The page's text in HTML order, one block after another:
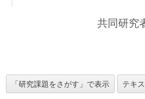
共同研究